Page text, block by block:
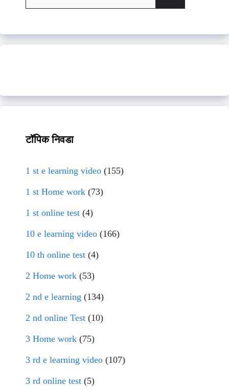
for:
टॉपिक निवडा
1 st e learning video (155)
1 st Home work (73)
1 st online test (4)
10 e learning video (166)
10 th online test (4)
2 Home work (53)
2 nd e learning (134)
2 nd online Test (10)
3 Home work (75)
3 rd e learning video (107)
3 rd online test (5)